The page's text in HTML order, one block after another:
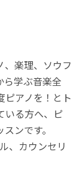
、楽理、ソウフ
ら学ぶ音楽全
ピアノを！とト
いる方へ、ピ
ンです。
、カウンセリ